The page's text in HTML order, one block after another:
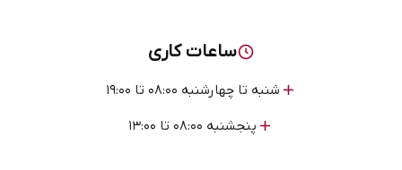
ساعات کاری
شنبه تا چهارشنبه ۰۸:۰۰ تا ۱۹:۰۰
پنجشنبه ۰۸:۰۰ تا ۱۳:۰۰